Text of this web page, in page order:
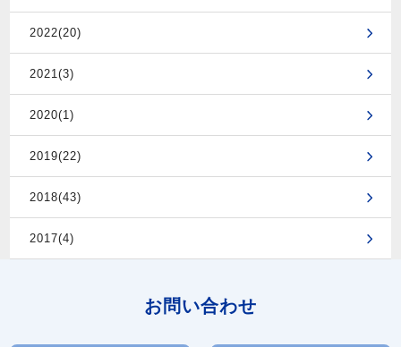
2022(20)
2021(3)
2020(1)
2019(22)
2018(43)
2017(4)
お問い合わせ